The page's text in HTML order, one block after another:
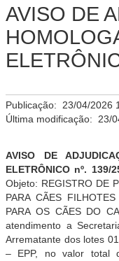
AVISO DE
Publicação: 23/04/2026
Última modificação: 23/
AVISO DE
ELETRÔNICO nº. 139/
Objeto: REGISTRO DE
PARA CÃES
PARA OS CÃES DO
atendimento a
Arrematante dos lotes
– EPP, no valor total